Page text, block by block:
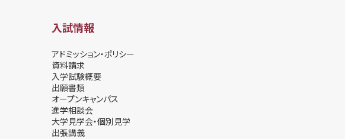
入試情報
アドミッション・ポリシー
資料請求
⼊学試験概要
出願書類
オープンキャンパス
進学相談会
⼤学⾒学会・個別⾒学
出張講義